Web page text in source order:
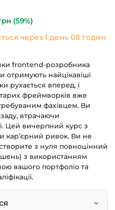
(59%)
через 1 день 08 годин
frontend-розробника
отримують найцікавіші
рухається вперед, і
фреймворків вже
фахівцем. Ви
втрачаючи
Цей вичерпний курс з
кар’єрний ривок. Ви не
з нуля повноцінний
з використанням
вашого портфоліо та